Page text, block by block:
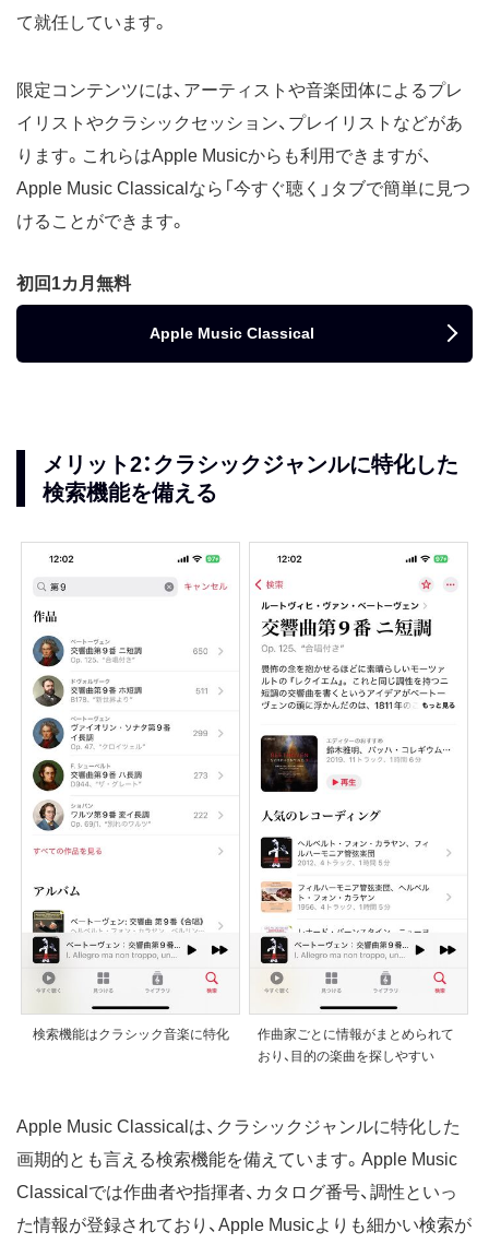
て就任しています。
限定コンテンツには、アーティストや音楽団体によるプレ
イリストやクラシックセッション、プレイリストなどがあ
ります。これらはApple Musicからも利用できますが、
Apple Music Classicalなら「今すぐ聴く」タブで簡単に見つ
けることができます。
初回1カ月無料
Apple Music Classical
メリット2：クラシックジャンルに特化した
検索機能を備える
検索機能はクラシック音楽に特化
作曲家ごとに情報がまとめられて
おり、目的の楽曲を探しやすい
Apple Music Classicalは、クラシックジャンルに特化した
画期的とも言える検索機能を備えています。Apple Music
Classicalでは作曲者や指揮者、カタログ番号、調性といっ
た情報が登録されており、Apple Musicよりも細かい検索が